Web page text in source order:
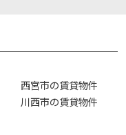
西宮市の賃貸物件
川西市の賃貸物件